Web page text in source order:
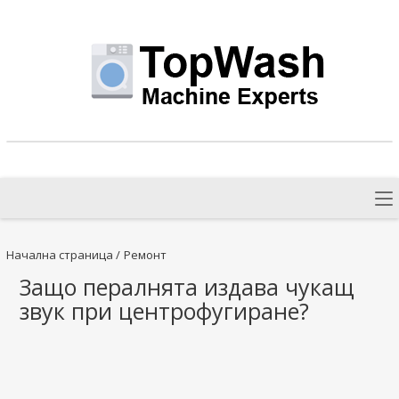
Начална страница / Ремонт
Защо пералнята издава чукащ
звук при центрофугиране?